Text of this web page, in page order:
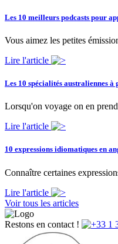
Les 10 meilleurs podcasts pour
Vous aimez les petites
Lire l'article
Les 10 spécialités australiennes à
Lorsqu'on voyage on en
Lire l'article
10 expressions idiomatiques en
Connaître certaines
Lire l'article
Voir tous les articles
Restons en contact !